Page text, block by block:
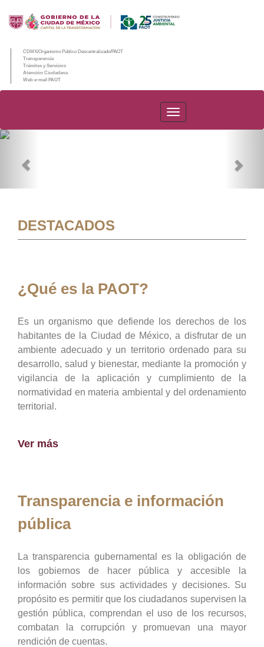
CDMX/Organismo Público Descentralizado/PAOT
Transparencia
Trámites y Servicios
Atención Ciudadana
Web e-mail PAOT
PAOT
DESTACADOS
¿Qué es la PAOT?
Es un organismo que defiende los derechos de los
habitantes de la Ciudad de México, a disfrutar de un
ambiente adecuado y un territorio ordenado para su
desarrollo, salud y bienestar, mediante la promoción y
vigilancia de la aplicación y cumplimiento de la
normatividad en materia ambiental y del ordenamiento
territorial.
Ver más
Transparencia e información
pública
La transparencia gubernamental es la obligación de
los gobiernos de hacer pública y accesible la
información sobre sus actividades y decisiones. Su
propósito es permitir que los ciudadanos supervisen la
gestión pública, comprendan el uso de los recursos,
combatan la corrupción y promuevan una mayor
rendición de cuentas.